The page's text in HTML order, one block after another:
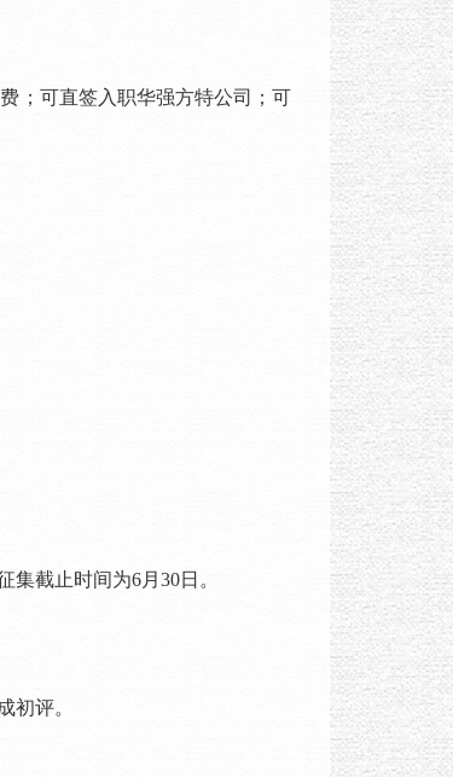
；可直签入职华强方特公司；可
截止时间为6月30日。
评。